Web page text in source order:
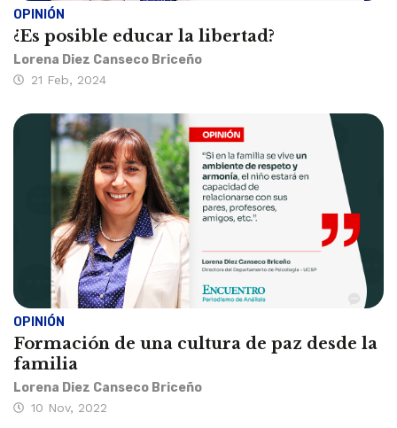
OPINIÓN
¿Es posible educar la libertad?
Lorena Diez Canseco Briceño
21 Feb, 2024
OPINIÓN
Formación de una cultura de paz desde la
familia
Lorena Diez Canseco Briceño
10 Nov, 2022